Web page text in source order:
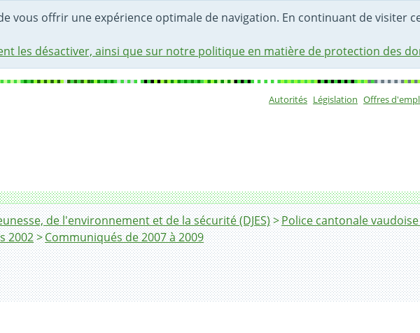
vous offrir une expérience optimale de navigation. En continuant de visiter
les désactiver, ainsi que sur notre politique en matière de protection des
Autorités Législation Offres
de l'environnement et de la sécurité (DJES) Police cantonale
2002
Communiqués de 2007 à 2009